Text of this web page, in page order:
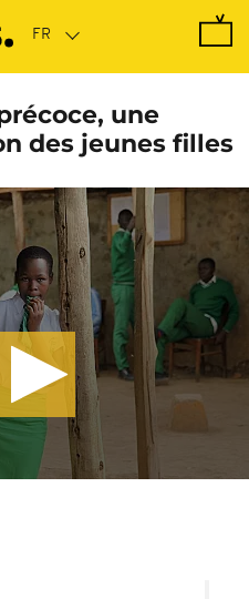
une
des jeunes filles